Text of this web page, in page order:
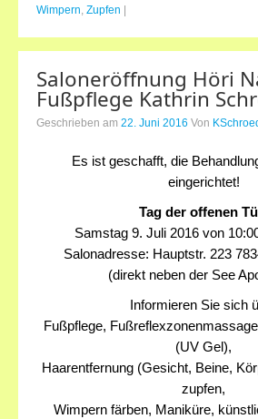
Wimpern, Zupfen
Saloneröffnung Höri
Fußpflege Kathrin
Geschrieben am 22. Juni 2016 Von
Es ist geschafft, die
eingerichtet!
Tag der offenen
Samstag 9. Juli 2016 von
Salonadresse: Hauptstr. 223
(direkt neben der See
Informieren Sie sich
Fußpflege,
(UV Gel),
Haarentfernung (Gesicht, Beine,
zupfen,
Wimpern färben, Maniküre,